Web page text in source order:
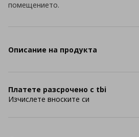
помещението.
Описание на продукта
Платете разсрочено с tbi
Изчислете вноските си